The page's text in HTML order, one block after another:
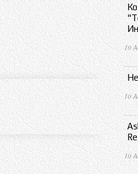
10
10
10